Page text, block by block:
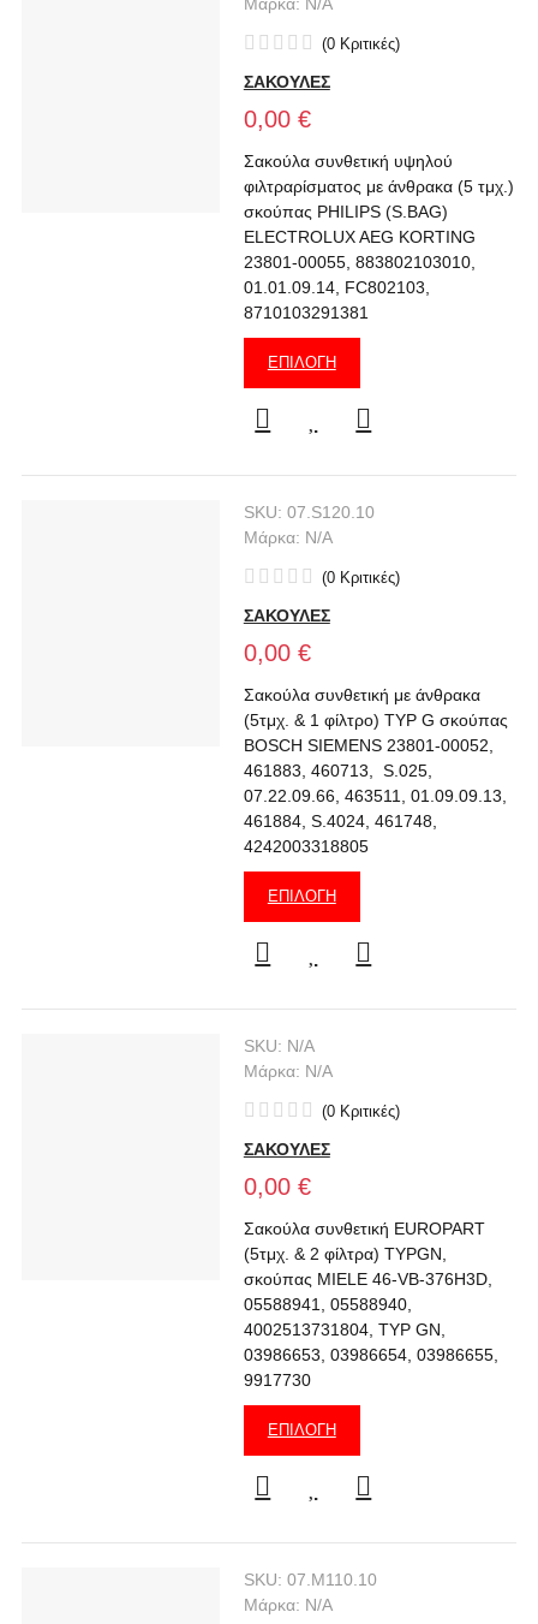
(0Κριτικές)
ΣΑΚΟΥΛΕΣ
0,00 €
Σακούλα συνθετική υψηλού
φιλτραρίσματος με άνθρακα (5 τμχ.)
σκούπας PHILIPS (S.BAG)
ELECTROLUX AEG KORTING
23801-00055, 883802103010,
01.01.09.14, FC802103,
8710103291381
ΕΠΙΛΟΓΉ
SKU: 07.S120.10
Μάρκα: N/A
(0Κριτικές)
ΣΑΚΟΥΛΕΣ
0,00 €
Σακούλα συνθετική με άνθρακα
(5τμχ. & 1 φίλτρο) TYP G σκούπας
BOSCH SIEMENS 23801-00052,
461883, 460713, S.025,
07.22.09.66, 463511, 01.09.09.13,
461884, S.4024, 461748,
4242003318805
ΕΠΙΛΟΓΉ
SKU: N/A
Μάρκα: N/A
(0Κριτικές)
ΣΑΚΟΥΛΕΣ
0,00 €
Σακούλα συνθετική EUROPART
(5τμχ. & 2 φίλτρα) TYPGN,
σκούπας MIELE 46-VB-376H3D,
05588941, 05588940,
4002513731804, TYP GN,
03986653, 03986654, 03986655,
9917730
ΕΠΙΛΟΓΉ
SKU: 07.M110.10
Μάρκα: N/A